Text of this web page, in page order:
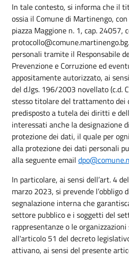
In tale contesto, si informa che il
ossia il Comune di Martinengo,
piazza Maggione n. 1, cap. 24057,
personali tramite il Responsabile
Prevenzione e Corruzione ed
appositamente autorizzato, ai
del d.lgs. 196/2003 novellato (c.d.
stesso titolare del trattamento dei
predisposto a tutela dei diritti e
interessati anche la designazione
protezione dei dati, il quale per
alla protezione dei dati personali
alla seguente email
In particolare, ai sensi dell’art. 4
marzo 2023, si prevende l’obbligo
segnalazione interna che
settore pubblico e i soggetti del
rappresentanze o le
all'articolo 51 del decreto
attivano, ai sensi del presente